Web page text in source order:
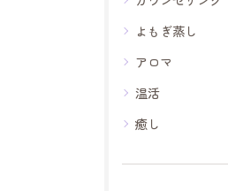
よもぎ蒸し
アロマ
温活
癒し